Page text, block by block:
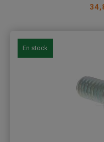
Prix
En stock